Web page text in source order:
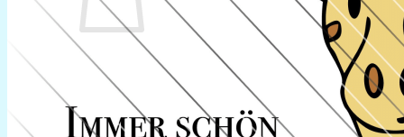
Es befinden sich keine Produkte im Warenkorb.
Zurück zum Shop